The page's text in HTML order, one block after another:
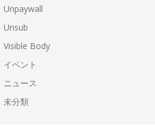
Unpaywall
Unsub
Visible Body
イベント
ニュース
未分類